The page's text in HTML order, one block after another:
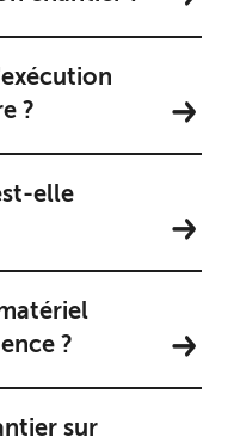
?
elle
?
sur